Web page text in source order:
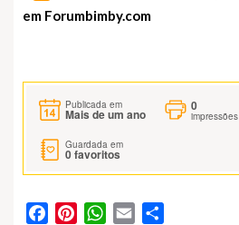
em Forumbimby.com
Publicada em
Mais de um ano
0
impressões
Guardada em
0favoritos
FacebookPinterestWhatsApp
Email